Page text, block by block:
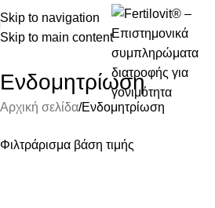
Skip to navigation
Skip to main content
Ενδομητρίωση
Αρχική σελίδα Ενδομητρίωση
Φιλτράρισμα βάση τιμής